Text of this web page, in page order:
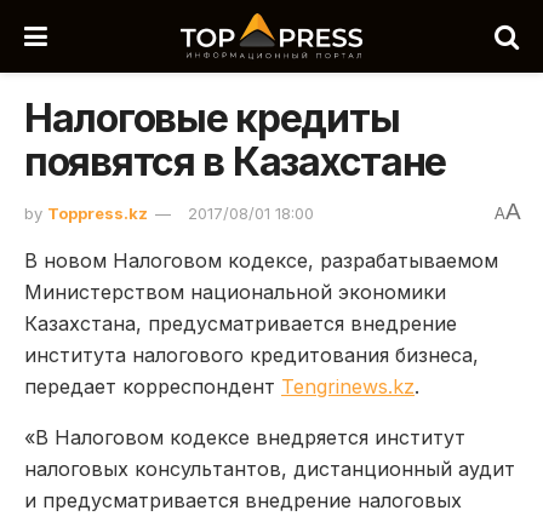
Налоговые кредиты
появятся в Казахстане
by Toppress.kz 2017/08/01 18:00 AA
В новом Налоговом кодексе, разрабатываемом
Министерством национальной экономики
Казахстана, предусматривается внедрение
института налогового кредитования бизнеса,
передает корреспондент Tengrinews.kz.
«В Налоговом кодексе внедряется институт
налоговых консультантов, дистанционный аудит
и предусматривается внедрение налоговых